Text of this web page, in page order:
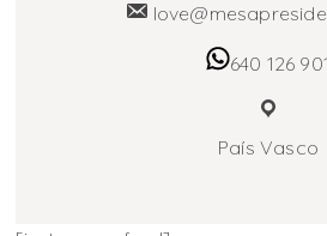
640 126 901
País Vasco